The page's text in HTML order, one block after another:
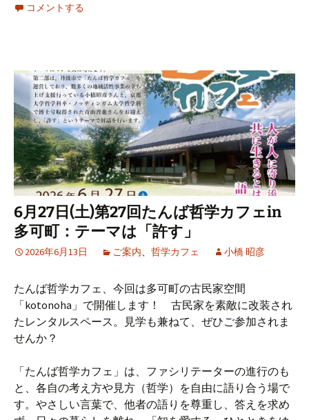
コメントする
6月27日(土)第27回たんば哲学カフェin
多可町：テーマは「許す」
2026年6月13日 ご案内、 哲学カフェ 小橋 昭彦
たんば哲学カフェ、今回は多可町の古民家空間
「kotonoha」で開催します！ 古民家を素敵に改装され
たレンタルスペース。見学も兼ねて、ぜひご参加されま
せんか？
「たんば哲学カフェ」は、ファシリテーターの進行のも
と、各自の考え方や見方（哲学）を自由に語り合う場で
す。やさしい言葉で、他者の語りを尊重し、答えを求め